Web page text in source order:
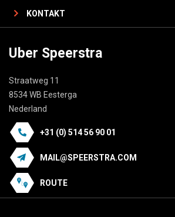
KONTAKT
Uber Speerstra
Straatweg 11
8534 WB Eesterga
Nederland
+31 (0) 514 56 90 01
MAIL@SPEERSTRA.COM
ROUTE